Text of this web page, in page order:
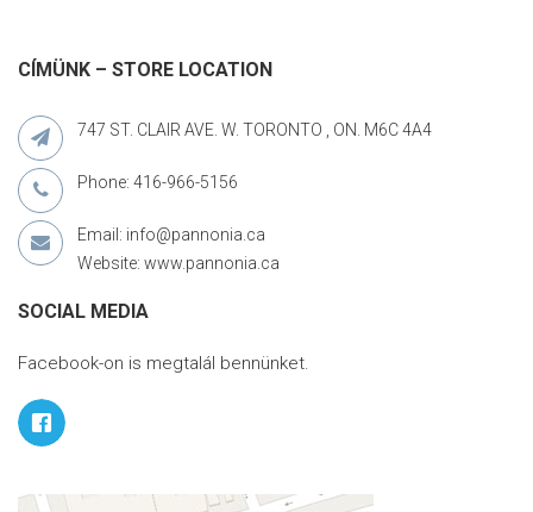
CÍMÜNK – STORE LOCATION
747 ST. CLAIR AVE. W. TORONTO , ON. M6C 4A4
Phone: 416-966-5156
Email: info@pannonia.ca
Website: www.pannonia.ca
SOCIAL MEDIA
Facebook-on is megtalál bennünket.